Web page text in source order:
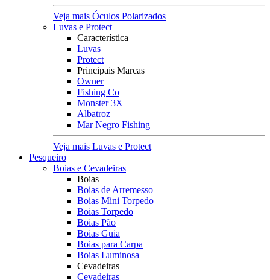
Veja mais Óculos Polarizados
Luvas e Protect
Característica
Luvas
Protect
Principais Marcas
Owner
Fishing Co
Monster 3X
Albatroz
Mar Negro Fishing
Veja mais Luvas e Protect
Pesqueiro
Boias e Cevadeiras
Boias
Boias de Arremesso
Boias Mini Torpedo
Boias Torpedo
Boias Pão
Boias Guia
Boias para Carpa
Boias Luminosa
Cevadeiras
Cevadeiras